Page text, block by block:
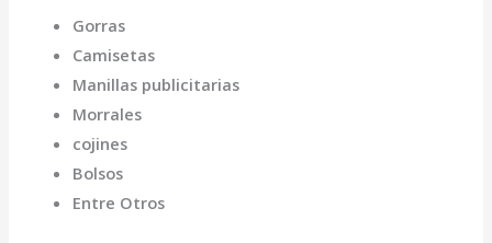
Gorras
Camisetas
Manillas publicitarias
Morrales
cojines
Bolsos
Entre Otros